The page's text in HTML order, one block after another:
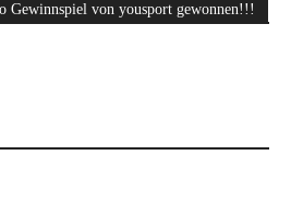
Gewinnspiel von yousport gewonnen!!!